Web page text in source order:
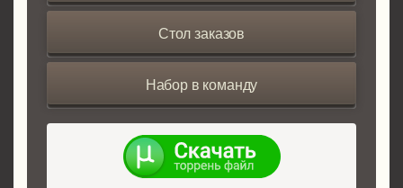
Стол заказов
Набор в команду